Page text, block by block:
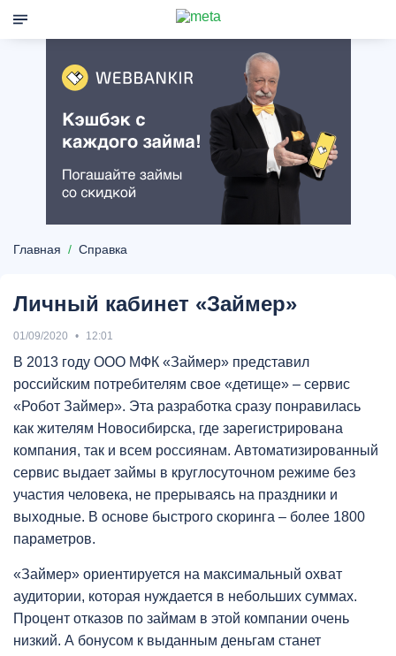
Главная Справка
Личный кабинет «Займер»
01/09/2020 12:01
В 2013 году ООО МФК «Займер» представил
российским потребителям свое «детище» – сервис
«Робот Займер». Эта разработка сразу понравилась
как жителям Новосибирска, где зарегистрирована
компания, так и всем россиянам. Автоматизированный
сервис выдает займы в круглосуточном режиме без
участия человека, не прерываясь на праздники и
выходные. В основе быстрого скоринга – более 1800
параметров.
«Займер» ориентируется на максимальный охват
аудитории, которая нуждается в небольших суммах.
Процент отказов по займам в этой компании очень
низкий. А бонусом к выданным деньгам станет